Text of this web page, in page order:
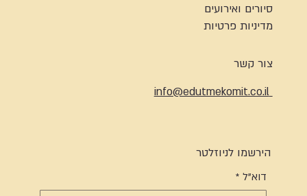
סיורים ואירועים
מדיניות פרטיות
צור קשר
info@edutmekomit.co.il
הירשמו לניוזלטר
דוא"ל *